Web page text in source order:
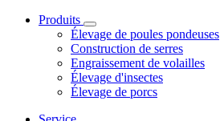
Produits
Élevage de poules pondeuses
Construction de serres
Engraissement de volailles
Élevage d'insectes
Élevage de porcs